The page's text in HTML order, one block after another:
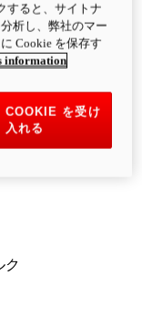
製品詳細
ク
燃料を除く）
ク
すると、サイトナ
析し、弊社のマー
Cookie を保存す
information
COOKIE を受け
入れる